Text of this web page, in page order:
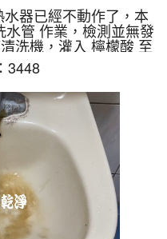
器已經不動作了，本
管 作業，檢測並無發
洗機，灌入 檸檬酸 至
管清洗機 ，啟動 螺旋
，突然出現咖啡，二
熱水器也正常了。 如
生鐵鏽跟泥沙堆積，洗
水含有氧化錳，管壁上
會跟石油一樣黑，有些
銅的物質，生鏽產生銅
水，是...
3448